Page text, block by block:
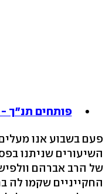
פותחים תנ"ך -
פעם בשבוע אנו
השיעורים שניתנו
של הרב אברהם
החקייניים שקמו לה